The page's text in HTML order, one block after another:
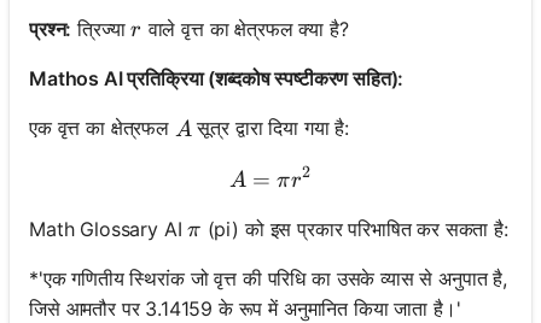
प्रश्न: त्रिज्याr
r वाले वृत्त का क्षेत्रफल क्या है?
Mathos AI प्रतिक्रिया (शब्दकोष स्पष्टीकरण सहित):
एक वृत्त का क्षेत्रफल A
Aसूत्र द्वारा दिया गया है:
A = πr^2
A = πr2
Math Glossary AI\pi
π (pi) को इस प्रकार परिभाषित कर सकता है:
*'एक गणितीय स्थिरांक जो वृत्त की परिधि का उसके व्यास से अनुपात है,
जिसे आमतौर पर 3.14159 के रूप में अनुमानित किया जाता है।'